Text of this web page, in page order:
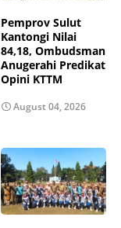
Pemprov Sulut
Kantongi Nilai
84,18, Ombudsman
Anugerahi Predikat
Opini KTTM
August 04, 2026